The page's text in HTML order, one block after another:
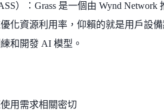
）：Grass 是一個由 Wynd
化資源利用率，仰賴的就是用戶設
和開發 AI 模型。
用需求相關密切